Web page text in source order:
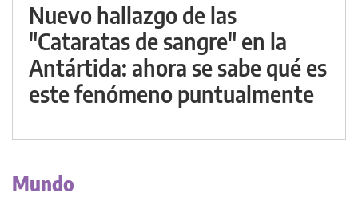
Nuevo hallazgo de las
"Cataratas de sangre" en la
Antártida: ahora se sabe qué es
este fenómeno puntualmente
Mundo